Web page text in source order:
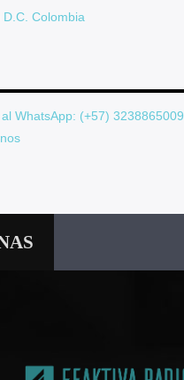
D.C. Colombia
WhatsApp: (+57) 3238865009